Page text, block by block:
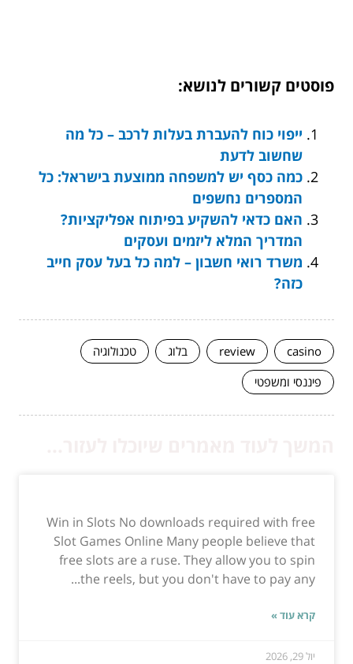
פוסטים קשורים לנושא:
ייפוי כוח להעברת בעלות לרכב – כל מה
שחשוב לדעת
כמה כסף יש למשפחה ממוצעת בישראל: כל
המספרים נחשפים
האם כדאי להשקיע בפיתוח אפליקציות?
המדריך המלא ליזמים ועסקים
משרד רואי חשבון – למה כל בעל עסק חייב
כזה?
casino
review בלוג
טכנולוגיה
פיננסי ומשפטי
Win in Slots No downloads required with free
Slot Games Online Many people believe that
free slots are a ruse. They allow you to spin
the reels, but you don't have to pay any...
קרא עוד »
יול 29, 2026